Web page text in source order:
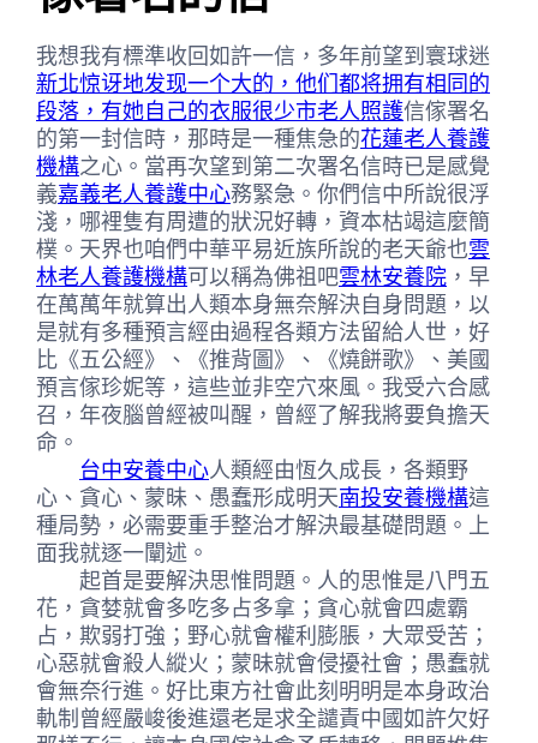
我想我有標準收回如許一信，多年前望到寰球迷
新北惊讶地发现一个大的，他们都将拥有相同的
段落，有她自己的衣服很少市老人照護信傢署名
的第一封信時，那時是一種焦急的花蓮老人養護
機構之心。當再次望到第二次署名信時已是感覺
義嘉義老人養護中心務緊急。你們信中所說很浮
淺，哪裡隻有周遭的狀況好轉，資本枯竭這麼簡
樸。天界也咱們中華平易近族所說的老天爺也雲
林老人養護機構可以稱為佛祖吧雲林安養院 ，早
在萬萬年就算出人類本身無奈解決自身問題，以
是就有多種預言經由過程各類方法留給人世，好
比《五公經》、《推背圖》、《燒餅歌》、美國
預言傢珍妮等，這些並非空穴來風。我受六合感
召，年夜腦曾經被叫醒，曾經了解我將要負擔天
命。
台中安養中心人類經由恆久成長，各類野
心、貪心、蒙昧、愚蠢形成明天南投安養機構這
種局勢，必需要重手整治才解決最基礎問題。上
面我就逐一闡述。
起首是要解決思惟問題。人的思惟是八門五
花，貪婪就會多吃多占多拿；貪心就會四處霸
占，欺弱打強；野心就會權利膨脹，大眾受苦；
心惡就會殺人縱火；蒙昧就會侵擾社會；愚蠢就
會無奈行進。好比東方社會此刻明明是本身政治
軌制曾經嚴峻後進還老是求全譴責中國如許欠好